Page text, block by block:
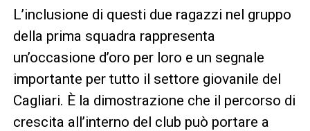
L’inclusione di questi due ragazzi nel gruppo
della prima squadra rappresenta
un’occasione d’oro per loro e un segnale
importante per tutto il settore giovanile del
Cagliari. È la dimostrazione che il percorso di
crescita all’interno del club può portare a